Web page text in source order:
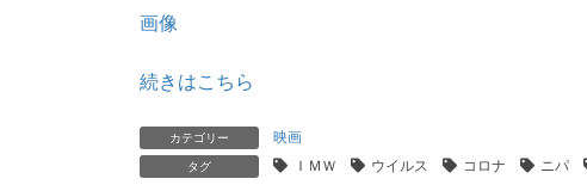
画像
続きはこちら
カテゴリー 映画
タグ ＩＭＷ ウイルス コロナ ニパ